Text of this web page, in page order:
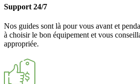
Support 24/7
Nos guides sont là pour vous avant et
à choisir le bon équipement et vous
appropriée.